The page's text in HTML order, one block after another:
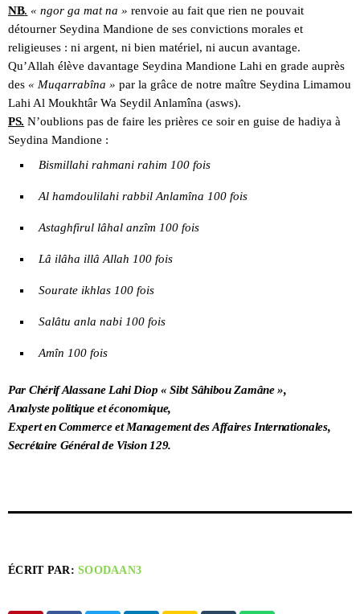
NB. « ngor ga mat na » renvoie au fait que rien ne pouvait
détourner Seydina Mandione de ses convictions morales et
religieuses : ni argent, ni bien matériel, ni aucun avantage.
Qu’Allah élève davantage Seydina Mandione Lahi en grade auprès
des « Muqarrabîna » par la grâce de notre maître Seydina Limamou
Lahi Al Moukhtâr Wa Seydil Anlamîna (asws).
PS. N’oublions pas de faire les prières ce soir en guise de hadiya à
Seydina Mandione :
Bismillahi rahmani rahim 100 fois
Al hamdoulilahi rabbil Anlamîna 100 fois
Astaghfirul lâhal anzîm 100 fois
Lâ ilâha illâ Allah 100 fois
Sourate ikhlas 100 fois
Salâtu anla nabi 100 fois
Amîn 100 fois
Par Chérif Alassane Lahi Diop « Sibt Sâhibou Zamâne »,
Analyste politique et économique,
Expert en Commerce et Management des Affaires Internationales,
Secrétaire Général de Vision 129.
ÉCRIT PAR:SOODAAN3